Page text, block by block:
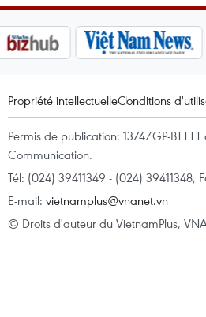
Propriété intellectuelleConditions
Permis de publication: 1374/GP-
Communication.
Tél: (024) 39411349 - (024) 39411348,
E-mail: vietnamplus@vnanet.vn
© Droits d'auteur du VietnamPlus,